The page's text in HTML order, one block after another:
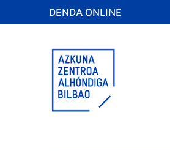
DENDA ONLINE